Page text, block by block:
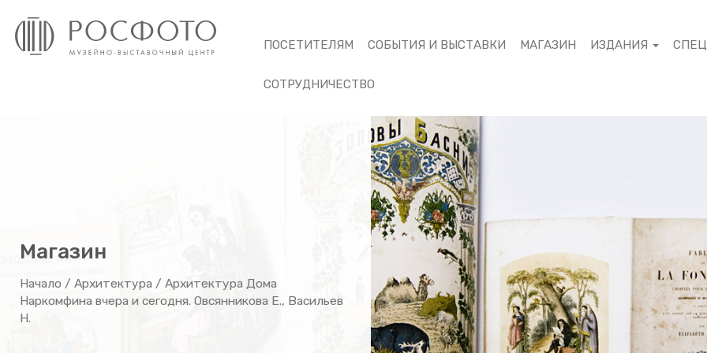
ПОСЕТИТЕЛЯМ СОБЫТИЯ И ВЫСТАВКИ МАГАЗИН ИЗДАНИЯ
СОТРУДНИЧЕСТВО
Магазин
Начало / Архитектура / Архитектура Дома
Наркомфина вчера и сегодня. Овсянникова Е., Васильев
Н.